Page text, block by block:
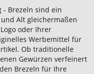
- Brezeln sind ein
und Alt gleichermaßen
oder Ihrer
Werbemittel für
Ob traditionelle
Gewürzen verfeinert
Brezeln für Ihre